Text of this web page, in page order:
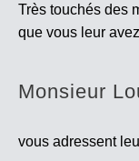
Très touchés des
que vous leur
Monsieur
vous adressent